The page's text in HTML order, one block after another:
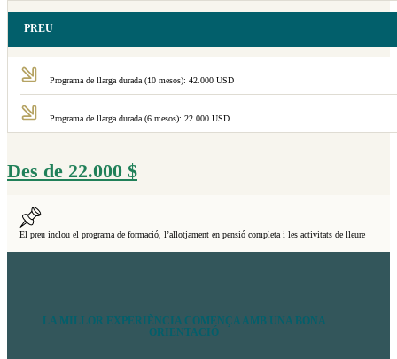
PREU
Programa de llarga durada (10 mesos): 42.000 USD
Programa de llarga durada (6 mesos): 22.000 USD
Des de 22.000 $
El preu inclou el programa de formació, l’allotjament en pensió completa i les activitats de lleure
LA MILLOR EXPERIÈNCIA COMENÇA AMB UNA BONA
ORIENTACIÓ